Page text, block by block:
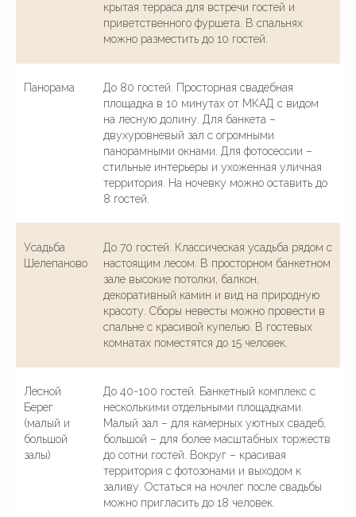
крытая терраса для встречи гостей и
приветственного фуршета. В спальнях
можно разместить до 10 гостей.
Панорама
До 80 гостей. Просторная свадебная
площадка в 10 минутах от МКАД с видом
на лесную долину. Для банкета –
двухуровневый зал с огромными
панорамными окнами. Для фотосессии –
стильные интерьеры и ухоженная уличная
территория. На ночевку можно оставить до
8 гостей.
Усадьба
Шелепаново
До 70 гостей. Классическая усадьба рядом с
настоящим лесом. В просторном банкетном
зале высокие потолки, балкон,
декоративный камин и вид на природную
красоту. Сборы невесты можно провести в
спальне с красивой купелью. В гостевых
комнатах поместятся до 15 человек.
Лесной
Берег
(малый и
большой
залы)
До 40-100 гостей. Банкетный комплекс с
несколькими отдельными площадками.
Малый зал – для камерных уютных свадеб,
большой – для более масштабных торжеств
до сотни гостей. Вокруг – красивая
территория с фотозонами и выходом к
заливу. Остаться на ночлег после свадьбы
можно пригласить до 18 человек.